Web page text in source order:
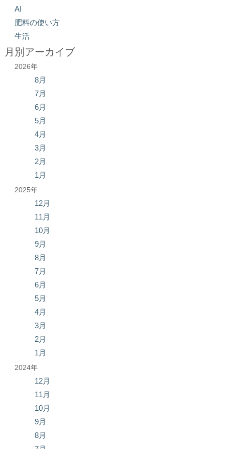
AI
肥料の使い方
生活
月別アーカイブ
2026年
8月
7月
6月
5月
4月
3月
2月
1月
2025年
12月
11月
10月
9月
8月
7月
6月
5月
4月
3月
2月
1月
2024年
12月
11月
10月
9月
8月